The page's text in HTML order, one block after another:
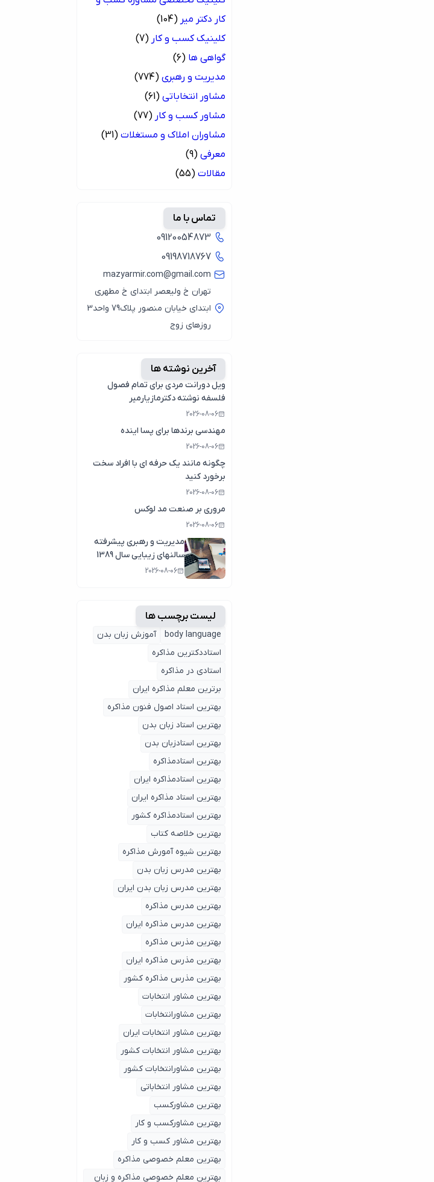
کار دکتر میر (104)
کلینیک کسب و کار (7)
گواهی ها (6)
مدیریت و رهبری (774)
مشاور انتخاباتی (61)
مشاور کسب و کار (77)
مشاوران املاک و مستغلات (31)
معرفی (9)
مقالات (55)
تماس با ما
09120054873
09198718767
mazyarmir.com@gmail.com
تهران خ ولیعصر ابتدای خ مطهری
ابتدای خیابان منصور پلاک79 واحد3
روزهای زوج
آخرین نوشته ها
ویل دورانت مردی برای تمام فصول
فلسفه نوشته دکترمازیارمیر
2026-08-06
مهندسی برندها برای پسا اینده
2026-08-06
چگونه مانند یک حرفه ای با افراد سخت
برخورد کنید
2026-08-06
مروری بر صنعت مد لوکس
2026-08-06
مدیریت و رهبری پیشرفته
سالنهای زیبایی سال 1389
2026-08-06
لیست برچسب ها
body language
آموزش زبان بدن
استاددکترین مذاکره
استادی در مذاکره
برترین معلم مذاکره ایران
بهترین استاد اصول ‌فنون مذاکره
بهترین استاد زبان بدن
بهترین استادزبان بدن
بهترین استادمذاکره
بهترین استادمذاکره ایران
بهترین استاد مذاکره ایران
بهترین استادمذاکره کشور
بهترین خلاصه کتاب
بهترین شیوه آمورش مذاکره
بهترین مدرس زبان بدن
بهترین مدرس زبان بدن ایران
بهترین مدرس مذاکره
بهترین مدرس مذاکره ایران
بهترین مذرس مذاکره
بهترین مذرس مذاکره ایران
بهترین مذرس مذاکره کشور
بهترین مشاور انتخابات
بهترین مشاورانتخابات
بهترین مشاور انتخابات ایران
بهترین مشاور انتخابات کشور
بهترین مشاورانتخابات کشور
بهترین مشاور انتخاباتی
بهترین مشاورکسب
بهترین مشاورکسب و کار
بهترین مشاور کسب و کار
بهترین معلم خصوصی مذاکره
بهترین معلم خصوصی مذاکره و زبان